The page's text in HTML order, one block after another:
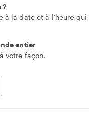
?
à la date et à l'heure qui
entier
votre façon.